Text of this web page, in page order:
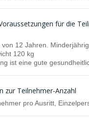
für die
12 Jahren.
120 kg
ist eine gute
zur Teilnehmer-Anzahl
pro Ausritt,